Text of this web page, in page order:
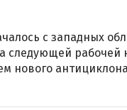
с западных
следующей рабочей
нового